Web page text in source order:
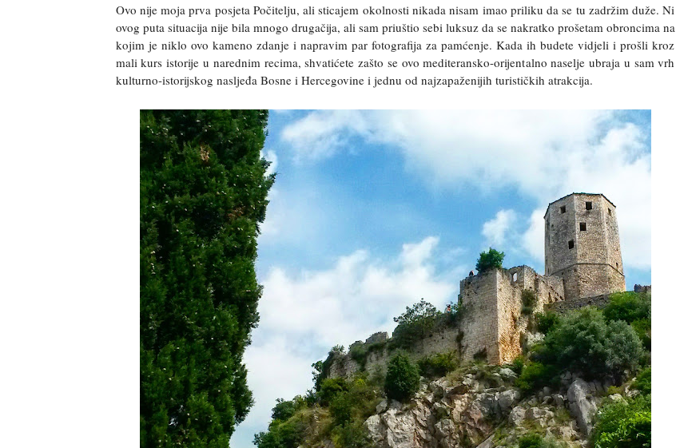
Ovo nije moja prva posjeta Počitelju, ali sticajem okolnosti nikada nisam imao priliku da se tu zadržim duže. Ni
ovog puta situacija nije bila mnogo drugačija, ali sam priuštio sebi luksuz da se nakratko prošetam obroncima na
kojim je niklo ovo kameno zdanje i napravim par fotografija za pamćenje. Kada ih budete vidjeli i prošli kroz
mali kurs istorije u narednim recima, shvatićete zašto se ovo mediteransko-orijentalno naselje ubraja u sam vrh
kulturno-istorijskog nasljeđa Bosne i Hercegovine i jednu od najzapaženijih turističkih atrakcija.